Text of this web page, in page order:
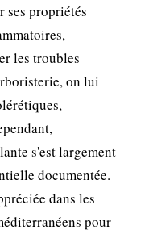
ses propriétés
les troubles
on lui
s'est largement
documentée.
dans les
pour